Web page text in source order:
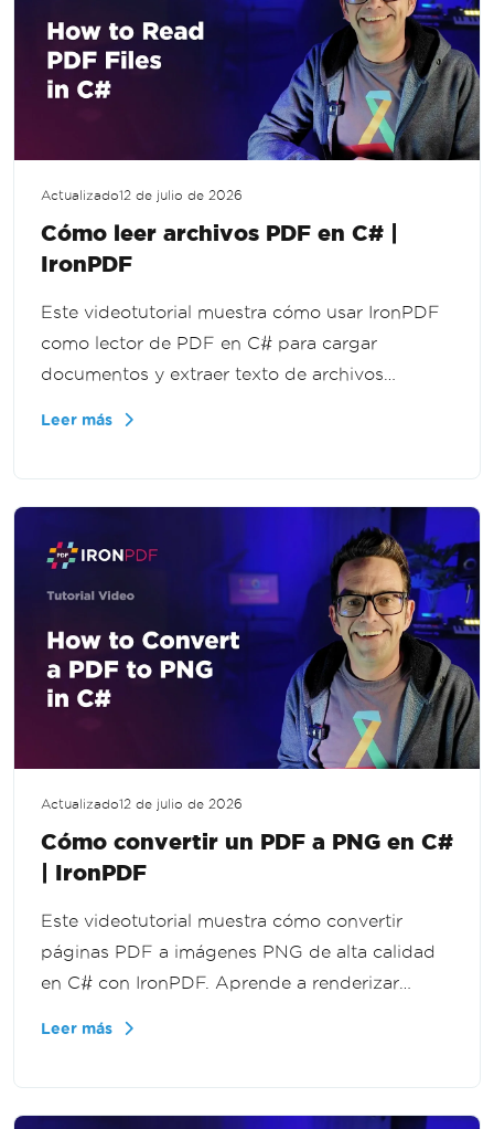
Actualizado12 de julio de 2026
Cómo leer archivos PDF en C# |
IronPDF
Este videotutorial muestra cómo usar IronPDF
como lector de PDF en C# para cargar
documentos y extraer texto de archivos
Leer más
Actualizado12 de julio de 2026
Cómo convertir un PDF a PNG en C#
| IronPDF
Este videotutorial muestra cómo convertir
páginas PDF a imágenes PNG de alta calidad
en C# con IronPDF. Aprende a renderizar
Leer más